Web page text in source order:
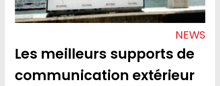
NEWS
Les meilleurs supports de
communication extérieur